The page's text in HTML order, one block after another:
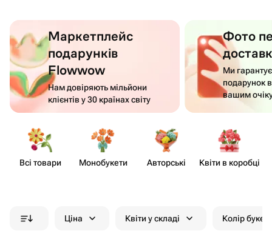
Маркетплейс
подарунків
Flowwow
Нам довіряють мільйони
клієнтів у 30 країнах світу
Фото
Ми
подарунок
вашим
Всі товари Моно​букети Авторські Квіти в коробці
Ціна Квіти у складі Колір